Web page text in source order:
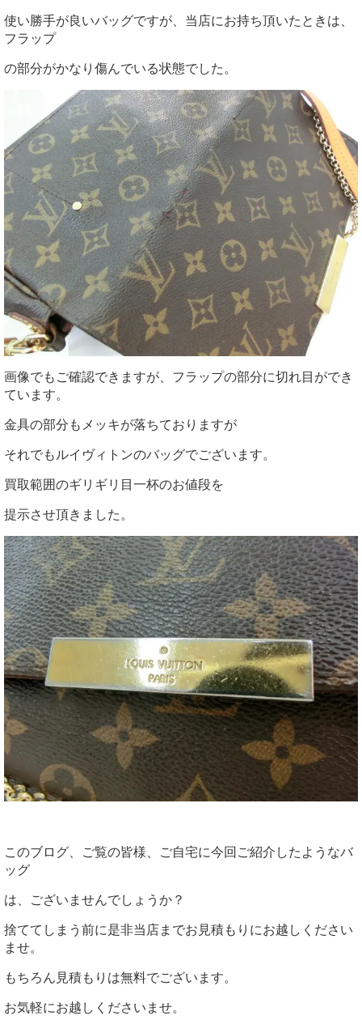
使い勝手が良いバッグですが、当店にお持ち頂いたときは、
フラップ
の部分がかなり傷んでいる状態でした。
画像でもご確認できますが、フラップの部分に切れ目ができ
ています。
金具の部分もメッキが落ちておりますが
それでもルイヴィトンのバッグでございます。
買取範囲のギリギリ目一杯のお値段を
提示させ頂きました。
このブログ、ご覧の皆様、ご自宅に今回ご紹介したようなバ
ッグ
は、ございませんでしょうか？
捨ててしまう前に是非当店までお見積もりにお越しください
ませ。
もちろん見積もりは無料でございます。
お気軽にお越しくださいませ。